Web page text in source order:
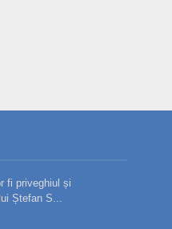
fi priveghiul și
Ștefan S...